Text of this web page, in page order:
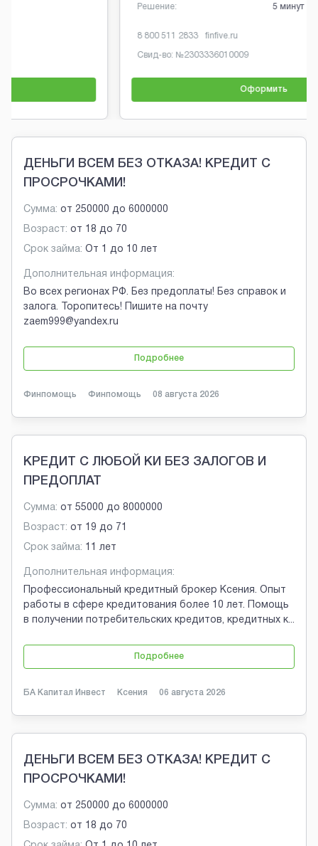
5 минут
2303336010009
Brobaza - Обычные объявления
ДЕНЬГИ ВСЕМ БЕЗ ОТКАЗА! КРЕДИТ С
ПРОСРОЧКАМИ!
Сумма: от 250000 до 6000000
Возраст: от 18 до 70
Срок займа: От 1 до 10 лет
Дополнительная информация:
Во всех регионах РФ. Без предоплаты! Без справок и
залога. Торопитесь! Пишите на почту
zaem999@yandex.ru
Подробнее
Финпомощь Финпомощь 08 августа 2026
КРЕДИТ С ЛЮБОЙ КИ БЕЗ ЗАЛОГОВ И
ПРЕДОПЛАТ
Сумма: от 55000 до 8000000
Возраст: от 19 до 71
Срок займа: 11 лет
Дополнительная информация:
Профессиональный кредитный брокер Ксения. Опыт
работы в сфере кредитования более 10 лет. Помощь
в получении потребительских кредитов, кредитных к...
Подробнее
БА Капитал Инвест Ксения 06 августа 2026
ДЕНЬГИ ВСЕМ БЕЗ ОТКАЗА! КРЕДИТ С
ПРОСРОЧКАМИ!
Сумма: от 250000 до 6000000
Возраст: от 18 до 70